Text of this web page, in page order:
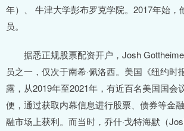
年）、 牛津大学彭布罗克学院。2017年始，
员。
据悉正规股票配资开户，Josh
员之一，仅次于南希·佩洛西。美国《纽约时
露，从2019年至2021年，有近百名美国国会
便，通过获取内幕信息进行股票、债券等金
融市场上获利。而当时，乔什·戈特海默（